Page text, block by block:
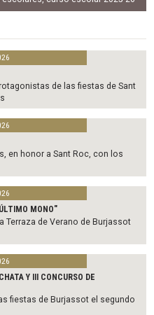
de las fiestas de Sant
en honor a Sant Roc, con los
MONO"
Terraza de Verano de Burjassot
Y III CONCURSO DE
fiestas de Burjassot el segundo